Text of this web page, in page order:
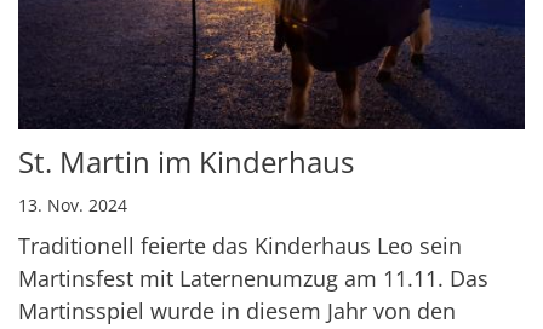
St. Martin im Kinderhaus
13. Nov. 2024
Traditionell feierte das Kinderhaus Leo sein
Martinsfest mit Laternenumzug am 11.11. Das
Martinsspiel wurde in diesem Jahr von den